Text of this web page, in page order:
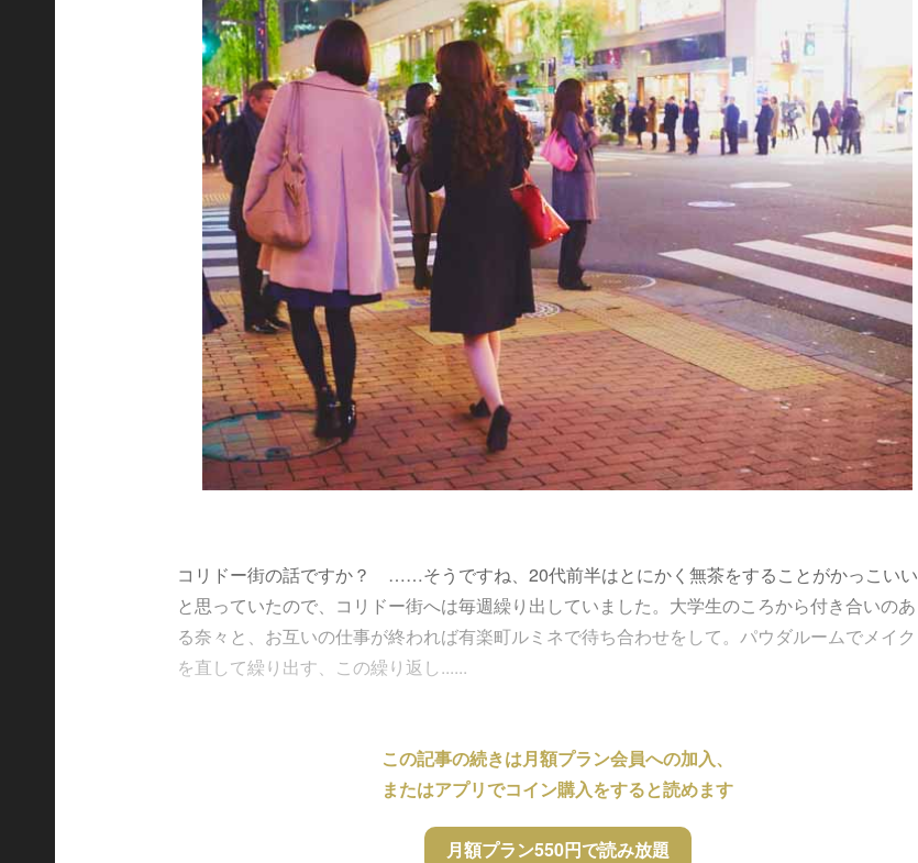
コリドー街の話ですか？ ……そうですね、20代前半はとにかく無茶をすることがかっこいい
と思っていたので、コリドー街へは毎週繰り出していました。大学生のころから付き合いのあ
る奈々と、お互いの仕事が終われば有楽町ルミネで待ち合わせをして。パウダルームでメイク
を直して繰り出す、この繰り返し......
この記事の続きは月額プラン会員への加入、
またはアプリでコイン購入をすると読めます
月額プラン550円で読み放題